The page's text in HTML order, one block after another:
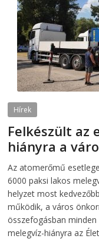
Hírek
Felkészült az
hiányra a
Az atomerőmű
6000 paksi lakos
helyzet most
működik, a város
összefogásban
melegvíz-hiányra az